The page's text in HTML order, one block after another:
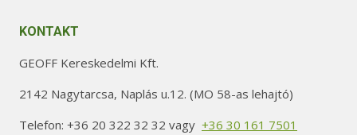
KONTAKT
GEOFF Kereskedelmi Kft.
2142 Nagytarcsa, Naplás u.12. (MO 58-as lehajtó)
Telefon: +36 20 322 32 32 vagy +36 30 161 7501